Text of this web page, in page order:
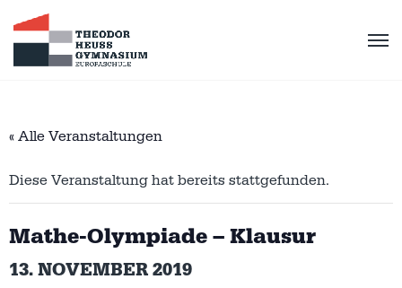
« Alle Veranstaltungen
Diese Veranstaltung hat bereits stattgefunden.
Mathe-Olympiade – Klausur
13. NOVEMBER 2019